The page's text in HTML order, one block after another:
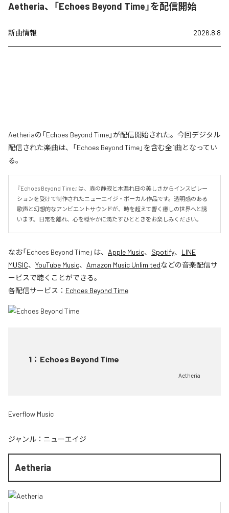
Aetheria、「Echoes Beyond Time」を配信開始
新曲情報 2026.8.8
Aetheriaの「Echoes Beyond Time」が配信開始された。今回デジタル
配信された楽曲は、「Echoes Beyond Time」を含む全1曲となってい
る。
『Echoes Beyond Time』は、森の静寂と木漏れ日の美しさからインスピレー
ションを受けて制作されたニューエイジ・ボーカル作品です。透明感のある
歌声と幻想的なアンビエントサウンドが、時を超えて響く癒しの世界へと誘
います。日常を離れ、心を穏やかに満たすひとときをお楽しみください。
なお「Echoes Beyond Time」は、 Apple Music、 Spotify、 LINE
MUSIC、 YouTube Music、 Amazon Music Unlimitedなどの音楽配信サ
ービスで聴くことができる。
各配信サービス： Echoes Beyond Time
1 ： Echoes Beyond Time
Aetheria
Everflow Music
ジャンル： ニューエイジ
Aetheria